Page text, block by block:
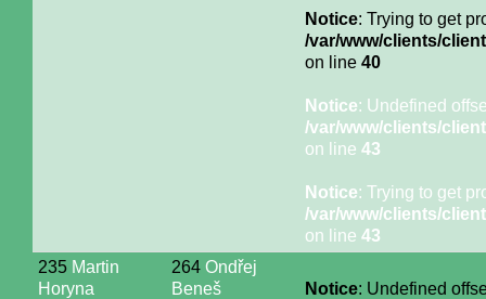
Notice: Trying to get
/var/www/clients/
on line 40
Notice: Undefined
/var/www/clients/
on line 43
Notice: Trying to get
/var/www/clients/
on line 43
235 Martin
Horyna
264 Ondřej
Beneš
Notice: Undefined